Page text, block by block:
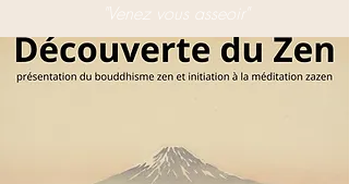
"Venez vous asseoir"